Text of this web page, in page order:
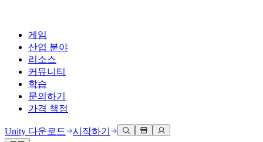
게임
산업 분야
리소스
커뮤니티
학습
문의하기
가격 책정
Unity 다운로드 시작하기